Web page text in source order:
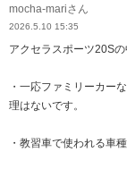
mocha-mariさん
2026.5.10 15:35
アクセラスポーツ20Sの
・一応ファミリーカー
理はないです。
・教習車で使われる車